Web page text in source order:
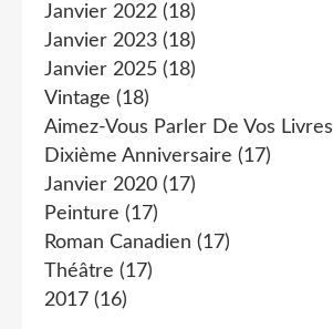
Janvier 2022 (18)
Janvier 2023 (18)
Janvier 2025 (18)
Vintage (18)
Aimez-Vous Parler De Vos Livres
Dixième Anniversaire (17)
Janvier 2020 (17)
Peinture (17)
Roman Canadien (17)
Théâtre (17)
2017 (16)